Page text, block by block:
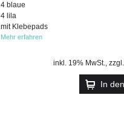
4 blaue
4 lila
mit Klebepads
Mehr erfahren
inkl. 19% MwSt., zzgl.
In